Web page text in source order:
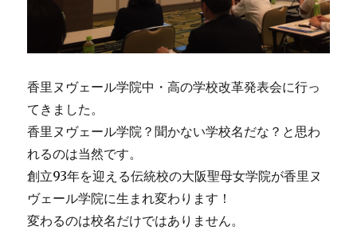
香里ヌヴェール学院中・高の学校改革発表会に行っ
てきました。
香里ヌヴェール学院？聞かない学校名だな？と思わ
れるのは当然です。
創立93年を迎える伝統校の大阪聖母女学院が香里ヌ
ヴェール学院に生まれ変わります！
変わるのは校名だけではありません。